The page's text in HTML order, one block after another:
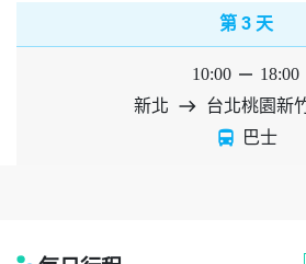
第 3 天
10:00 horizontal_rule 18:00
新北 east 台北桃園新
directions_bus 巴士